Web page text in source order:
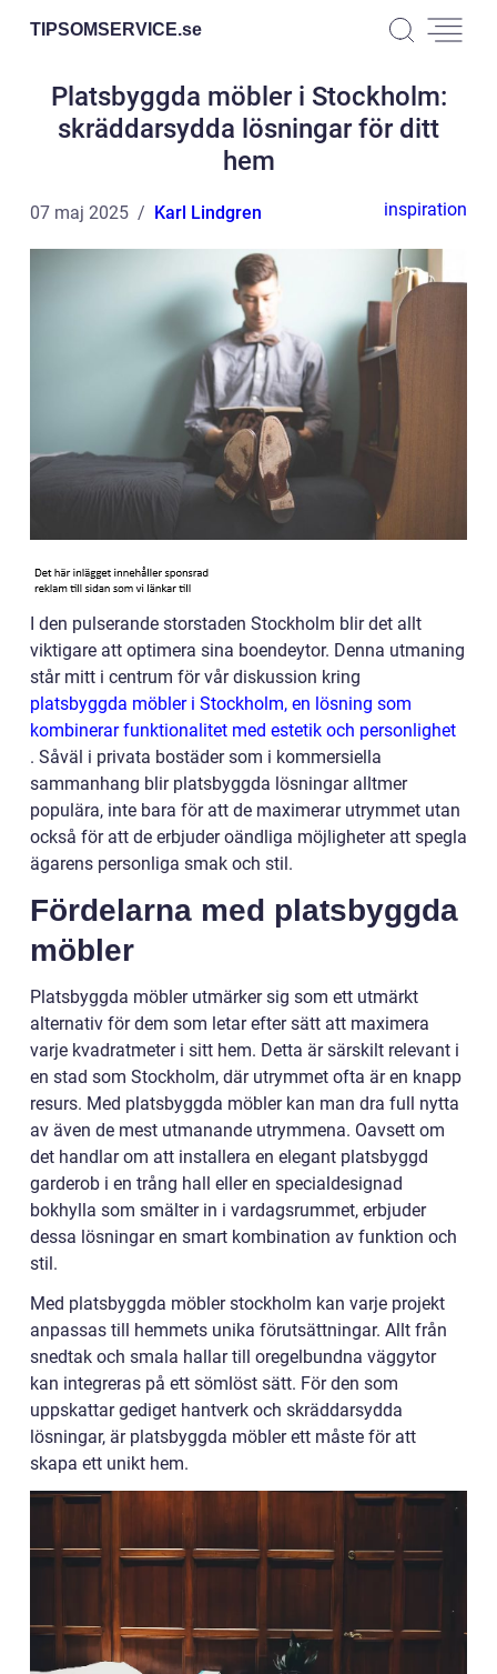
TIPSOMSERVICE.se
Platsbyggda möbler i Stockholm:
skräddarsydda lösningar för ditt
hem
07 maj 2025 Karl Lindgren inspiration
I den pulserande storstaden Stockholm blir det allt
viktigare att optimera sina boendeytor. Denna utmaning
står mitt i centrum för vår diskussion kring
platsbyggda möbler i Stockholm, en lösning som
kombinerar funktionalitet med estetik och personlighet
. Såväl i privata bostäder som i kommersiella
sammanhang blir platsbyggda lösningar alltmer
populära, inte bara för att de maximerar utrymmet utan
också för att de erbjuder oändliga möjligheter att spegla
ägarens personliga smak och stil.
Fördelarna med platsbyggda
möbler
Platsbyggda möbler utmärker sig som ett utmärkt
alternativ för dem som letar efter sätt att maximera
varje kvadratmeter i sitt hem. Detta är särskilt relevant i
en stad som Stockholm, där utrymmet ofta är en knapp
resurs. Med platsbyggda möbler kan man dra full nytta
av även de mest utmanande utrymmena. Oavsett om
det handlar om att installera en elegant platsbyggd
garderob i en trång hall eller en specialdesignad
bokhylla som smälter in i vardagsrummet, erbjuder
dessa lösningar en smart kombination av funktion och
stil.
Med platsbyggda möbler stockholm kan varje projekt
anpassas till hemmets unika förutsättningar. Allt från
snedtak och smala hallar till oregelbundna väggytor
kan integreras på ett sömlöst sätt. För den som
uppskattar gediget hantverk och skräddarsydda
lösningar, är platsbyggda möbler ett måste för att
skapa ett unikt hem.